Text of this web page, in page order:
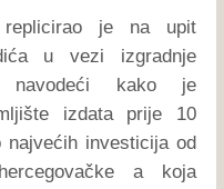
replicirao je na upit
u vezi izgradnje
navodeći kako je
izdata prije 10
investicija od
a koja